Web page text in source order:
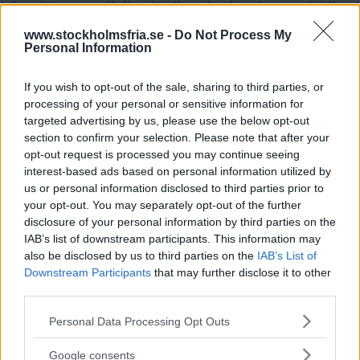
www.stockholmsfria.se - Do Not Process My
Personal Information
If you wish to opt-out of the sale, sharing to third parties, or
processing of your personal or sensitive information for
targeted advertising by us, please use the below opt-out
section to confirm your selection. Please note that after your
opt-out request is processed you may continue seeing
interest-based ads based on personal information utilized by
us or personal information disclosed to third parties prior to
your opt-out. You may separately opt-out of the further
disclosure of your personal information by third parties on the
IAB’s list of downstream participants. This information may
also be disclosed by us to third parties on the IAB’s List of
Downstream Participants that may further disclose it to other
Please note that this website/app uses one or more Google
not limited to your visit or usage behaviour. You may click to
Personal Data Processing Opt Outs
Google consents
Läs Frias efterträdare!
Syreär Sveriges enda gröna dagstidning som
finns både digitalt och i tryck.
framför en oavsiktlig plötslig nakenhet skrattar vi (eller
blir tagna av rädsla) framför Wahls obscena språk och
bildspråk.
Vi har säkert rätt att känna förtvivlan och obehag inför
vissa scener som författaren, utan nåd, loskar framför
oss. Vi förstår inte riktigt var gränsen mellan fiction
och allvar ligger. Men den sexuella driften överger alla
normer.
ANNONS
Driften tillfredsställs i Den vidrige bara på ytan. Driften